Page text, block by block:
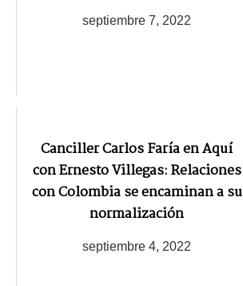
septiembre 7, 2022
Canciller Carlos Faría en Aquí
con Ernesto Villegas: Relaciones
con Colombia se encaminan a su
normalización
septiembre 4, 2022